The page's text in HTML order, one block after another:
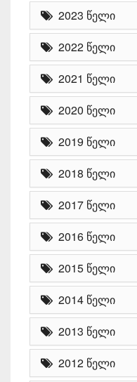
2023 წელი
2022 წელი
2021 წელი
2020 წელი
2019 წელი
2018 წელი
2017 წელი
2016 წელი
2015 წელი
2014 წელი
2013 წელი
2012 წელი